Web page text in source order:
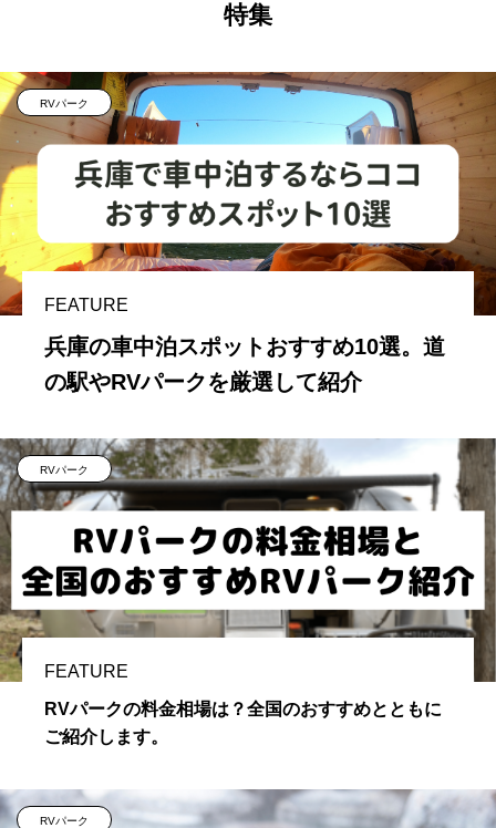
特集
RVパーク
FEATURE
兵庫の車中泊スポットおすすめ10選。道
の駅やRVパークを厳選して紹介
RVパーク
FEATURE
RVパークの料金相場は？全国のおすすめとともに
ご紹介します。
RVパーク